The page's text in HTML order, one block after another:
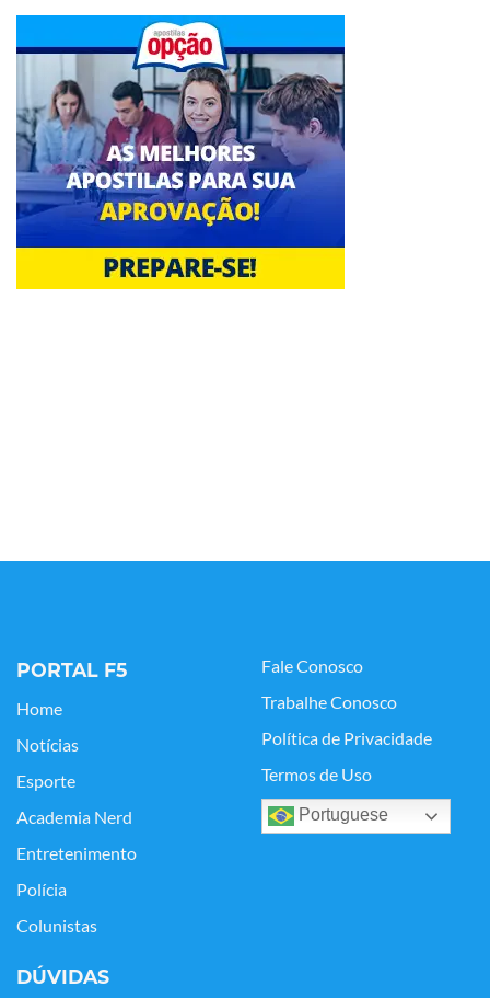
PORTAL F5
Home
Notícias
Esporte
Academia Nerd
Entretenimento
Polícia
Colunistas
Fale Conosco
Trabalhe Conosco
Política de Privacidade
Termos de Uso
Portuguese
DÚVIDAS